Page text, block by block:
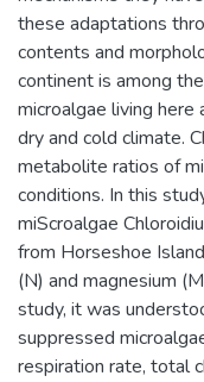
these adaptations
contents and
continent is among
microalgae living here
dry and cold climate.
metabolite ratios of
conditions. In this
miScroalgae
from Horseshoe
(N) and magnesium
study, it was
suppressed
respiration rate, total